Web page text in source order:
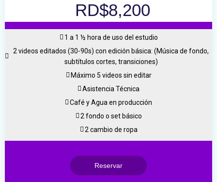
RD$8,200
1 a 1 ½ hora de uso del estudio
2 videos editados (30-90s) con edición básica: (Música de fondo,
subtítulos cortes, transiciones)
Máximo 5 videos sin editar
Asistencia Técnica
Café y Agua en producción
2 fondo o set básico
2 cambio de ropa
Reservar